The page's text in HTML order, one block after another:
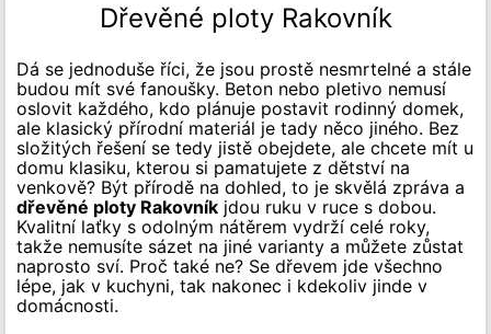
Dřevěné ploty Rakovník
Dá se jednoduše říci, že jsou prostě nesmrtelné a stále
budou mít své fanoušky. Beton nebo pletivo nemusí
oslovit každého, kdo plánuje postavit rodinný domek,
ale klasický přírodní materiál je tady něco jiného. Bez
složitých řešení se tedy jistě obejdete, ale chcete mít u
domu klasiku, kterou si pamatujete z dětství na
venkově? Být přírodě na dohled, to je skvělá zpráva a
dřevěné ploty Rakovník jdou ruku v ruce s dobou.
Kvalitní laťky s odolným nátěrem vydrží celé roky,
takže nemusíte sázet na jiné varianty a můžete zůstat
naprosto sví. Proč také ne? Se dřevem jde všechno
lépe, jak v kuchyni, tak nakonec i kdekoliv jinde v
domácnosti.